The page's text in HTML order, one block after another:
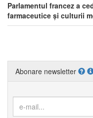
Parlamentul francez a
farmaceutice și culturii
Abonare newsletter